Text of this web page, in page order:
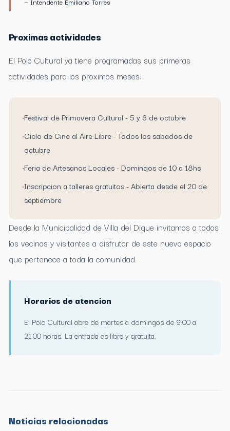
Proximas actividades
El Polo Cultural ya tiene programadas sus primeras
actividades para los proximos meses:
•Festival de Primavera Cultural - 5 y 6 de octubre
•Ciclo de Cine al Aire Libre - Todos los sabados de
octubre
•Feria de Artesanos Locales - Domingos de 10 a 18hs
•Inscripcion a talleres gratuitos - Abierta desde el 20 de
septiembre
Desde la Municipalidad de Villa del Dique invitamos a todos
los vecinos y visitantes a disfrutar de este nuevo espacio
que pertenece a toda la comunidad.
Horarios de atencion
El Polo Cultural abre de martes a domingos de 9:00 a
21:00 horas. La entrada es libre y gratuita.
Noticias relacionadas